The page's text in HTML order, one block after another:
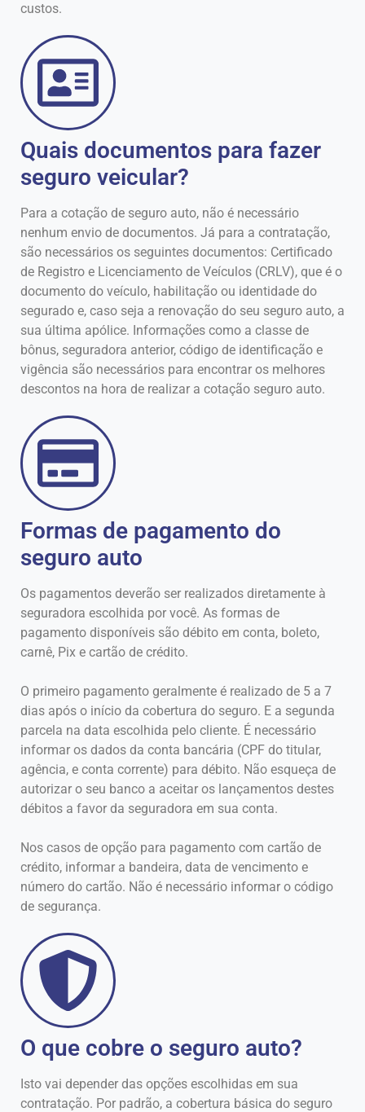
custos.
Quais documentos para fazer
seguro veicular?
Para a cotação de seguro auto, não é necessário
nenhum envio de documentos. Já para a contratação,
são necessários os seguintes documentos: Certificado
de Registro e Licenciamento de Veículos (CRLV), que é o
documento do veículo, habilitação ou identidade do
segurado e, caso seja a renovação do seu seguro auto, a
sua última apólice. Informações como a classe de
bônus, seguradora anterior, código de identificação e
vigência são necessários para encontrar os melhores
descontos na hora de realizar a cotação seguro auto.
Formas de pagamento do
seguro auto
Os pagamentos deverão ser realizados diretamente à
seguradora escolhida por você. As formas de
pagamento disponíveis são débito em conta, boleto,
carnê, Pix e cartão de crédito.
O primeiro pagamento geralmente é realizado de 5 a 7
dias após o início da cobertura do seguro. E a segunda
parcela na data escolhida pelo cliente. É necessário
informar os dados da conta bancária (CPF do titular,
agência, e conta corrente) para débito. Não esqueça de
autorizar o seu banco a aceitar os lançamentos destes
débitos a favor da seguradora em sua conta.
Nos casos de opção para pagamento com cartão de
crédito, informar a bandeira, data de vencimento e
número do cartão. Não é necessário informar o código
de segurança.
O que cobre o seguro auto?
Isto vai depender das opções escolhidas em sua
contratação. Por padrão, a cobertura básica do seguro